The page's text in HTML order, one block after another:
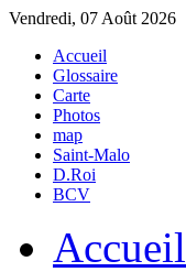
Vendredi, 07 Août 2026
Accueil
Glossaire
Carte
Photos
map
Saint-Malo
D.Roi
BCV
Accueil